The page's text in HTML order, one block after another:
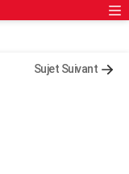
Sujet Suivant